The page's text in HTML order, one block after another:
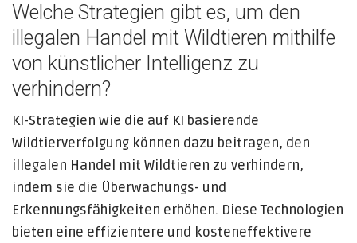
Welche Strategien gibt es, um den
illegalen Handel mit Wildtieren mithilfe
von künstlicher Intelligenz zu
verhindern?
KI-Strategien wie die auf KI basierende
Wildtierverfolgung können dazu beitragen, den
illegalen Handel mit Wildtieren zu verhindern,
indem sie die Überwachungs- und
Erkennungsfähigkeiten erhöhen. Diese Technologien
bieten eine effizientere und kosteneffektivere